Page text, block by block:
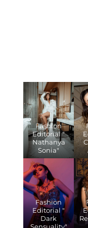
Fashion
Editorial "
Nathanya
Sonia"
Fashion
Editorial "
Dark
Sensuality"